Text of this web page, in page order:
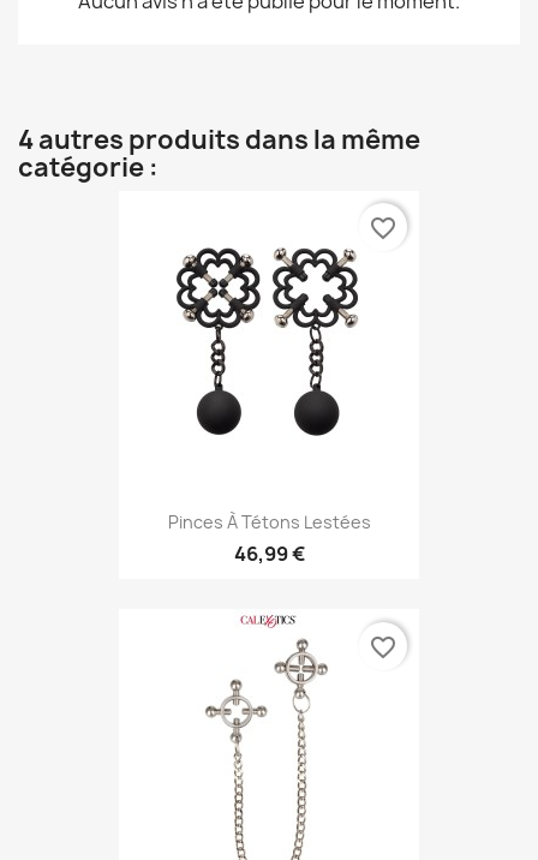
4 autres produits dans la même
catégorie :
Pinces À Tétons Lestées
46,99 €
favorite_border
favorite_border